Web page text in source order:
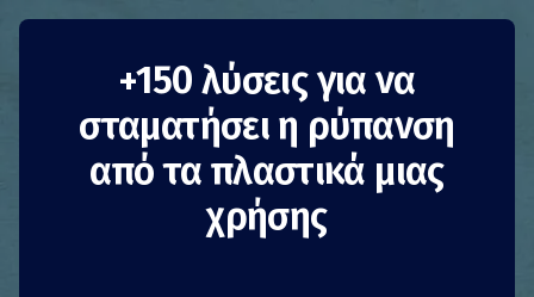
Cup for Cup σύστημα
επιστροφής-
επαναχρησιμοποίησης
+150 λύσεις για να
σταματήσει η ρύπανση
από τα πλαστικά μιας
χρήσης